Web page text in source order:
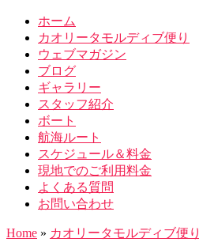
ホーム
カオリータモルディブ便り
ウェブマガジン
ブログ
ギャラリー
スタッフ紹介
ボート
航海ルート
スケジュール＆料金
現地でのご利用料金
よくある質問
お問い合わせ
Home » カオリータモルディブ便り